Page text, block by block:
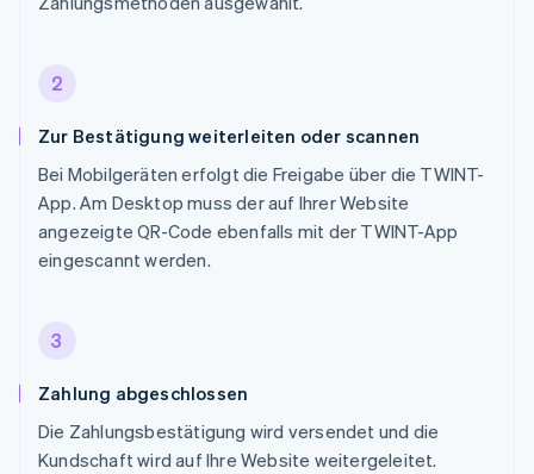
2
Zur Bestätigung weiterleiten oder scannen
Bei Mobilgeräten erfolgt die Freigabe über die TWINT-
App. Am Desktop muss der auf Ihrer Website
angezeigte QR-Code ebenfalls mit der TWINT-App
eingescannt werden.
3
Zahlung abgeschlossen
Die Zahlungsbestätigung wird versendet und die
Kundschaft wird auf Ihre Website weitergeleitet.